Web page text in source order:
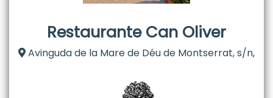
Restaurante Can Oliver
Avinguda de la Mare de Déu de Montserrat, s/n,